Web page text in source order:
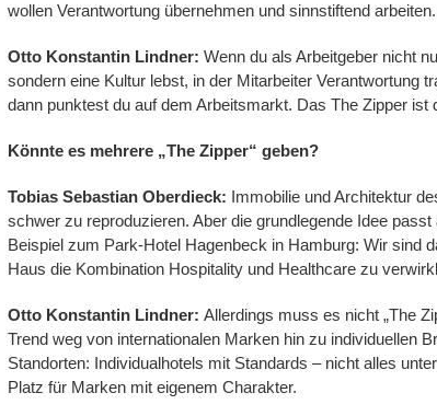
wollen Verantwortung übernehmen und sinnstiftend
Otto Konstantin Lindner: Wenn du als Arbeitgeber nicht
sondern eine Kultur lebst, in der Mitarbeiter Verantwortung
dann punktest du auf dem Arbeitsmarkt. Das The Zipper ist
Könnte es mehrere „The Zipper“ geben?
Tobias Sebastian Oberdieck: Immobilie und Architektur
schwer zu reproduzieren. Aber die grundlegende Idee
Beispiel zum Park-Hotel Hagenbeck in Hamburg: Wir sind
Haus die Kombination Hospitality und Healthcare zu
Otto Konstantin Lindner: Allerdings muss es nicht „The
Trend weg von internationalen Marken hin zu individuellen
Standorten: Individualhotels mit Standards – nicht alles
Platz für Marken mit eigenem Charakter.